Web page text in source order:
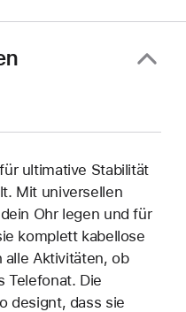
ultimative Stabilität
Mit universellen
Ohr legen und für
komplett kabellose
alle Aktivitäten, ob
Telefonat. Die
designt, dass sie